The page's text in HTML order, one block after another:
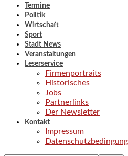
Termine
Politik
Wirtschaft
Sport
Stadt News
Veranstaltungen
Leserservice
Firmenportraits
Historisches
Jobs
Partnerlinks
Der Newsletter
Kontakt
Impressum